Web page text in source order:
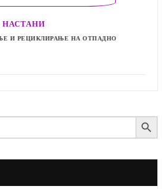
И РЕЦИКЛИРАЊЕ НА ОТПАДНО
Search Button